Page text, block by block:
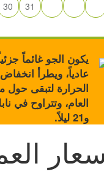
30 31
يكون الجو غائماً
عادياً، ويطرأ
الحرارة لتبقى حول
و21 ليلاً.